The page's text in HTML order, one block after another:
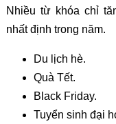
Nhiều từ khóa chỉ
nhất định trong năm.
Du lịch hè.
Quà Tết.
Black Friday.
Tuyển sinh đại